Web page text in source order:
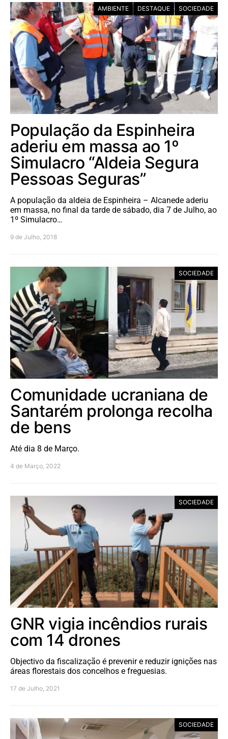
AMBIENTE DESTAQUE SOCIEDADE
População da Espinheira
aderiu em massa ao 1º
Simulacro “Aldeia Segura
Pessoas Seguras”
A população da aldeia de Espinheira – Alcanede aderiu
em massa, no final da tarde de sábado, dia 7 de Julho, ao
1º Simulacro…
9 de Julho, 2018
SOCIEDADE
Comunidade ucraniana de
Santarém prolonga recolha
de bens
Até dia 8 de Março.
4 de Março, 2022
SOCIEDADE
GNR vigia incêndios rurais
com 14 drones
Objectivo da fiscalização é prevenir e reduzir ignições nas
áreas florestais dos concelhos e freguesias.
17 de Julho, 2021
SOCIEDADE